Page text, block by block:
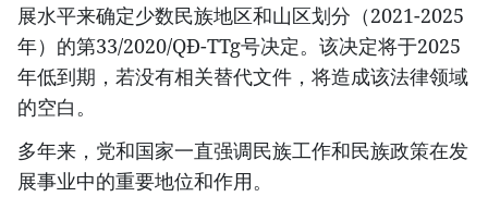
展水平来确定少数民族地区和山区划分（2021-2025
年）的第33/2020/QĐ-TTg号决定。该决定将于2025
年低到期，若没有相关替代文件，将造成该法律领域
的空白。
多年来，党和国家一直强调民族工作和民族政策在发
展事业中的重要地位和作用。